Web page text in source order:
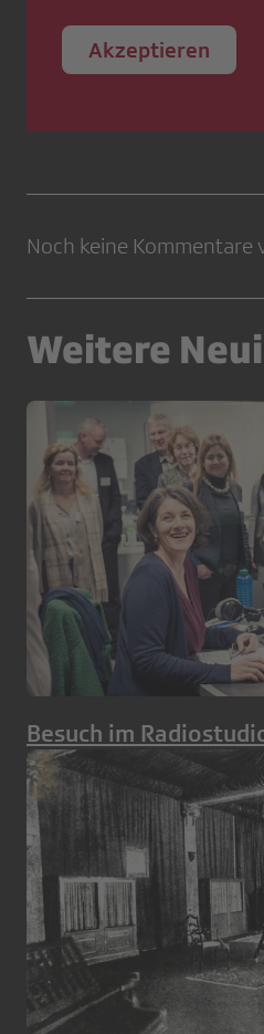
Akzeptieren
Noch keine Kommentare
Weitere
Besuch im